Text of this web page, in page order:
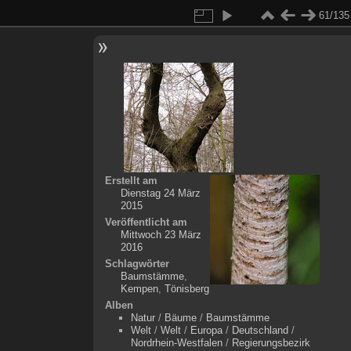
61/135
Erstellt am
Dienstag 24 März
2015
Veröffentlicht am
Mittwoch 23 März
2016
Schlagwörter
Baumstämme,
Kempen, Tönisberg
Alben
Natur/ Bäume/ Baumstämme
Welt/ Welt/ Europa/ Deutschland /
Nordrhein-Westfalen/ Regierungsbezirk